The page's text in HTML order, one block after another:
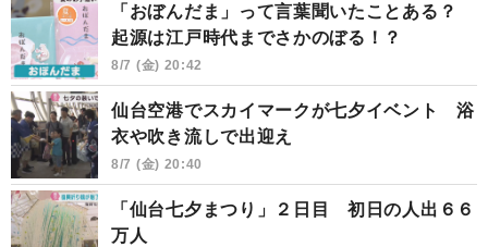
「おぼんだま」って言葉聞いたことある？
起源は江戸時代までさかのぼる！？
8/7 (金) 20:42
仙台空港でスカイマークが七夕イベント 浴
衣や吹き流しで出迎え
8/7 (金) 20:40
「仙台七夕まつり」２日目 初日の人出６６
万人